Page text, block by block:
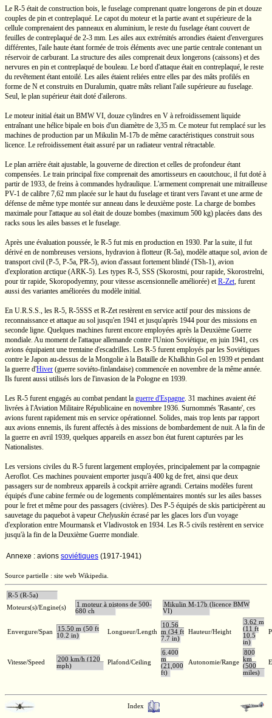
Le R-5 était de construction bois, le fuselage comprenant quatre longerons de pin et douze
couples de pin et contreplaqué. Le capot du moteur et la partie avant et supérieure de la
cellule comprenaient des panneaux en aluminium, le reste du fuselage étant couvert de
feuilles de contreplaqué de 2-3 mm. Les ailes aux extrémités arrondies étaient d'envergures
différentes, l'aile haute étant formée de trois éléments avec une partie centrale contenant un
réservoir de carburant. La structure des ailes comprenait deux longerons (caissons) et des
nervures en pin et contreplaqué de bouleau. Le bord d'attaque était en contreplaqué, le reste
du revêtement étant entoilé. Les ailes étaient reliées entre elles par des mâts profilés en
forme de N et construits en Duralumin, quatre mâts reliant l'aile supérieure au fuselage.
Seul, le plan supérieur était doté d'ailerons.
Le moteur initial était un BMW VI, douze cylindres en V à refroidissement liquide
entraînant une hélice bipale en bois d'un diamètre de 3,35 m. Ce moteur fut remplacé sur les
machines de production par un Mikulin M-17b de même caractéristiques construit sous
licence. Le refroidissement était assuré par un radiateur ventral rétractable.
Le plan arrière était ajustable, la gouverne de direction et celles de profondeur étant
compensées. Le train principal fixe comprenait des amortisseurs en caoutchouc, il fut doté à
partir de 1933, de freins à commandes hydraulique. L'armement comprenait une mitrailleuse
PV-1 de calibre 7,62 mm placée sur le haut du fuselage et tirant vers l'avant et une arme de
défense de même type montée sur anneau dans le deuxième poste. La charge de bombes
maximale pour l'attaque au sol était de douze bombes (maximum 500 kg) placées dans des
racks sous les ailes basses et le fuselage.
Après une évaluation poussée, le R-5 fut mis en production en 1930. Par la suite, il fut
dérivé en de nombreuses versions, hydravion à flotteur (R-5a), modèle attaque sol, avion de
transport civil (P-5, P-5a, PR-5), avion d'assaut fortement blindé (TSh-1), avion
d'exploration arctique (ARK-5). Les types R-5, SSS (Skorostni, pour rapide, Skorostrelni,
pour tir rapide, Skoropodyemny, pour vitesse ascensionnelle améliorée) etR-Zet, furent
aussi des variantes améliorées du modèle initial.
En U.R.S.S., les R-5, R-5SSS etR-Zetrestèrent en service actif pour des missions de
reconnaissance et attaque au sol jusqu'en 1941 et jusqu'après 1944 pour des missions en
seconde ligne. Quelques machines furent encore employées après la Deuxième Guerre
mondiale. Au moment de l'attaque allemande contre l'Union Soviétique, en juin 1941, ces
avions équipaient une trentaine d'escadrilles. Les R-5 furent employés par les Soviétiques
contre le Japon au-dessus de la Mongolie à la Bataille de Khalkhin Gol en 1939 et pendant
la guerre d'Hiver (guerre soviéto-finlandaise) commencée en novembre de la même année.
Ils furent aussi utilisés lors de l'invasion de la Pologne en 1939.
Les R-5 furent engagés au combat pendant la guerre d'Espagne. 31 machines avaient été
livrées à l'Aviation Militaire Républicaine en novembre 1936. Surnommés 'Rasante', ces
avions furent rapidement mis en service opérationnel. Solides, mais trop lents par rapport
aux avions ennemis, ils furent affectés à des missions de bombardement de nuit. A la fin de
la guerre en avril 1939, quelques appareils en assez bon état furent capturées par les
Nationalistes.
Les versions civiles du R-5 furent largement employées, principalement par la compagnie
Aeroflot. Ces machines pouvaient emporter jusqu'à 400 kg de fret, ainsi que deux
passagers sur de nombreux appareils à cockpit arrière agrandi. Certains modèles furent
équipés d'une cabine fermée ou de logements complémentaires montés sur les ailes basses
pour le fret et même pour des passagers (civières). Des P-5 équipés de skis participèrent au
sauvetage du paquebot à vapeur Chelyuskin écrasé par les glaces lors d'un voyage
d'exploration entre Mourmansk et Vladivostok en 1934. Les R-5 civils restèrent en service
jusqu'à la fin de la Deuxième Guerre mondiale.
Annexe : avions soviétiques (1917-1941)
Source partielle : site web Wikipedia.
R-5 (R-5a)
Moteurs(s)/Engine(s)
1 moteur à pistons de 500-
680 ch
Mikulin M-17b (licence BMW
VI)
Envergure/Span
15,50 m (50 ft
10.2 in)
Longueur/Length
10,56
m (34 ft
7.7 in)
Hauteur/Height
3,62 m
(11 ft
10.5
in)
Vitesse/Speed
200 km/h (120
mph)
Plafond/Ceiling
6.400
m
(21,000
ft)
Autonomie/Range
800
km
(500
miles)
Index